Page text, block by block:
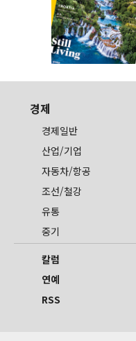
경제
경제일반
산업/기업
자동차/항공
조선/철강
유통
중기
칼럼
연예
RSS